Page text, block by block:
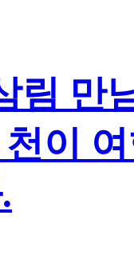
림 만
이